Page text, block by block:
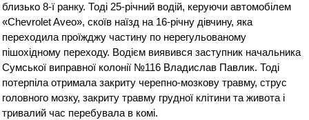
близько 8-ї ранку. Тоді 25-річний водій, керуючи автомобілем
«Chevrolet Aveo», скоїв наїзд на 16-річну дівчину, яка
переходила проїжджу частину по нерегульованому
пішохідному переходу. Водієм виявився заступник начальника
Сумської виправної колонії №116 Владислав Павлик. Тоді
потерпіла отримала закриту черепно-мозкову травму, струс
головного мозку, закриту травму грудної клітини та живота і
тривалий час перебувала в комі.